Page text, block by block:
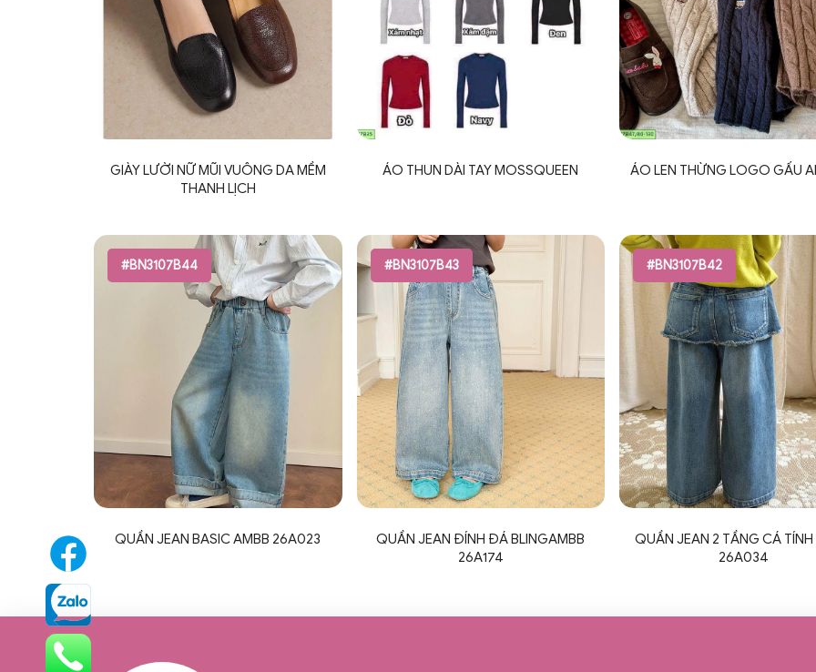
GIÀY LƯỜI NỮ MŨI VUÔNG DA MỀM
THANH LỊCH
ÁO THUN DÀI TAY MOSSQUEEN ÁO LEN THỪNG LOGO GẤU
#BN3107B44
QUẦN JEAN BASIC AMBB 26A023
#BN3107B43
QUẦN JEAN ĐÍNH ĐÁ BLINGAMBB
26A174
#BN3107B42
QUẦN JEAN 2 TẦNG CÁ TÍNH
26A034